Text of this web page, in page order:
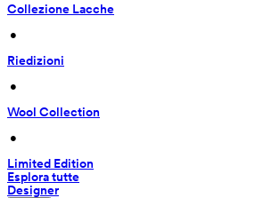
Collezione Lacche
•
Riedizioni
•
Wool Collection
•
Limited Edition
Esplora tutte
Designer